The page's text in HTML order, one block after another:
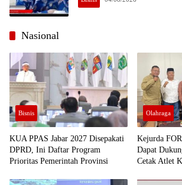
Nasional
Bisnis
KUA PPAS Jabar 2027 Disepakati
DPRD, Ini Daftar Program
Prioritas Pemerintah Provinsi
Olahraga
Kejurda
Dapat
Cetak Atlet